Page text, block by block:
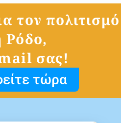
τον πολιτισμό
Ρόδο,
σας!
τώρα